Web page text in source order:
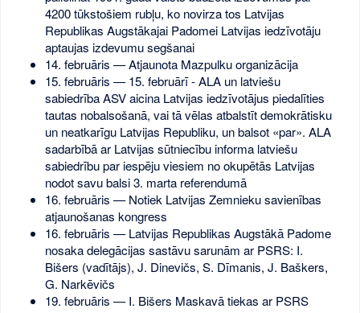
4200 tūkstošiem rubļu, ko novirza tos Latvijas
Republikas Augstākajai Padomei Latvijas iedzīvotāju
aptaujas izdevumu segšanai
14. februāris — Atjaunota Mazpulku organizācija
15. februāris — 15. februārī - ALA un latviešu
sabiedrība ASV aicina Latvijas iedzīvotājus piedalīties
tautas nobalsošanā, vai tā vēlas atbalstīt demokrātisku
un neatkarīgu Latvijas Republiku, un balsot «par». ALA
sadarbībā ar Latvijas sūtniecību informa latviešu
sabiedrību par iespēju viesiem no okupētās Latvijas
nodot savu balsi 3. marta referendumā
16. februāris — Notiek Latvijas Zemnieku savienības
atjaunošanas kongress
16. februāris — Latvijas Republikas Augstākā Padome
nosaka delegācijas sastāvu sarunām ar PSRS: I.
Bišers (vadītājs), J. Dinevičs, S. Dīmanis, J. Baškers,
G. Narkēvičs
19. februāris — I. Bišers Maskavā tiekas ar PSRS